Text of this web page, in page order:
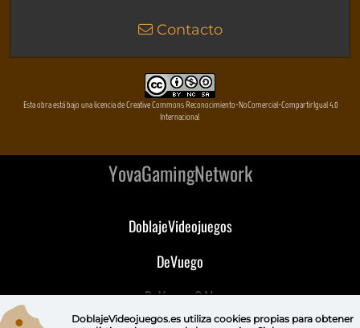
Contacto
Esta obra está bajo una licencia de Creative Commons Reconocimiento-NoComercial-CompartirIgual 4.0
Internacional
YovaGamingNetwork
DoblajeVideojuegos
DeVuego
DeVuego GAL
DoblajeVideojuegos.es utiliza cookies propiaspara obtener